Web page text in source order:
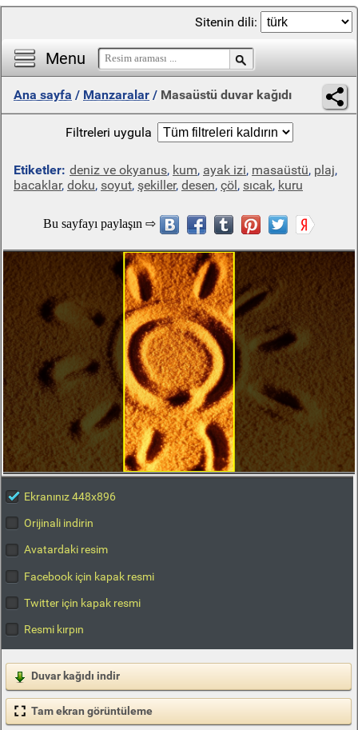
Menu
Sitenin dili:
Ana sayfa / Manzaralar / Masaüstü duvar kağıdı
Filtreleri uygula
Etiketler: deniz ve okyanus, kum, ayak izi, masaüstü, plaj,
bacaklar, doku, soyut, şekiller, desen, çöl, sıcak, kuru
Ekranınız 448x896
Orijinali indirin
Avatardaki resim
Facebook için kapak resmi
Twitter için kapak resmi
Resmi kırpın
Duvar kağıdı indir
Tam ekran görüntüleme